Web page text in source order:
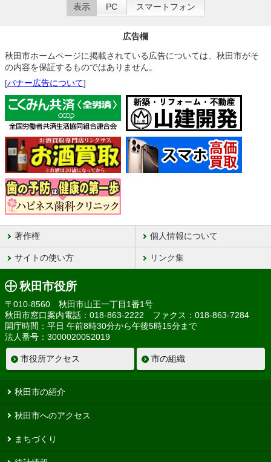
表示 PC スマートフォン
広告欄
秋田市ホームページに掲載されている広告については、秋田市がそ
の内容を保証するものではありません。
[バナー広告について]
著作権 個人情報について
サイトの使い方 リンク集
秋田市役所
〒010-8560 秋田市山王一丁目1番1号
秋田市窓口案内電話：018-863-2222 ファクス：018-863-7284
開庁時間：平日 午前8時30分から午後5時15分まで
法人番号：3000020052019
市役所アクセス 市の組織
秋田市の紹介
秋田市へのアクセス
まちづくり